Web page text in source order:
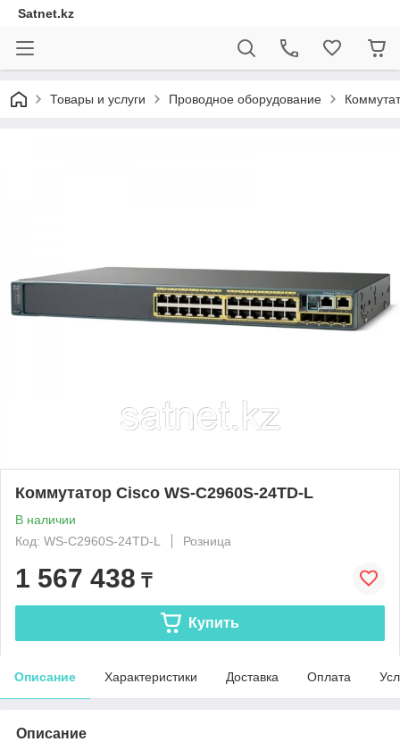
Satnet.kz
Товары и услуги Проводное оборудование
Коммутатор Cisco WS-C2960S-24TD-L
В наличии
Код: WS-C2960S-24TD-L
Розница
1 567 438 ₸
Купить
Описание Характеристики Доставка Оплата
Описание